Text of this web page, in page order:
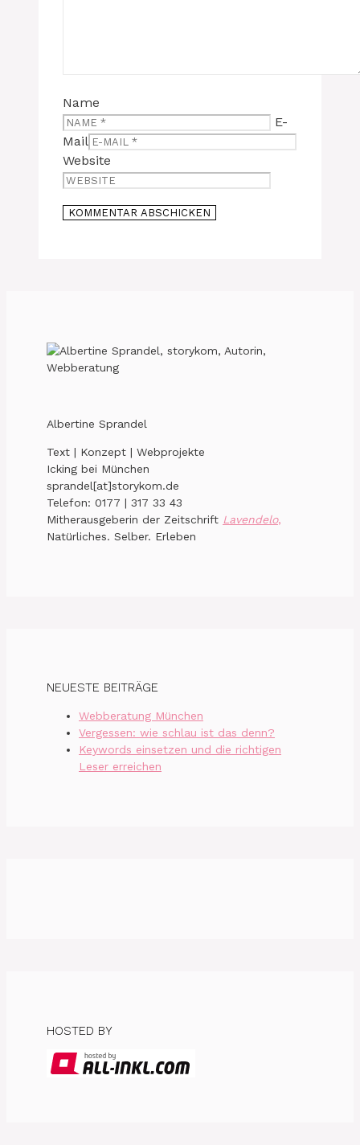
Name
E-
Mail
Website
Albertine Sprandel
Text | Konzept | Webprojekte
Icking bei München
sprandel[at]storykom.de
Telefon: 0177 | 317 33 43
Mitherausgeberin der Zeitschrift Lavendelo,
Natürliches. Selber. Erleben
NEUESTE BEITRÄGE
Webberatung München
Vergessen: wie schlau ist das denn?
Keywords einsetzen und die richtigen
Leser erreichen
HOSTED BY